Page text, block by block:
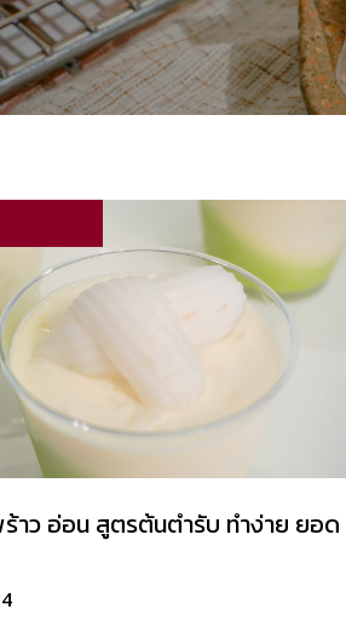
าว อ่อน​ สูตรต้นตำรับ ทำง่าย ยอด